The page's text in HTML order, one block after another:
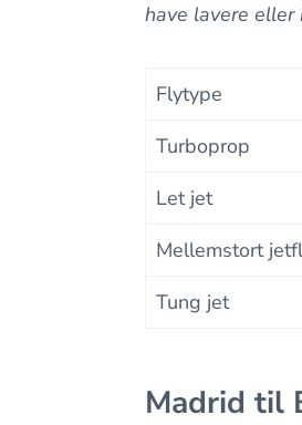
have lavere
Flytype
Turboprop
Let jet
Mellemstort
Tung jet
Madrid til